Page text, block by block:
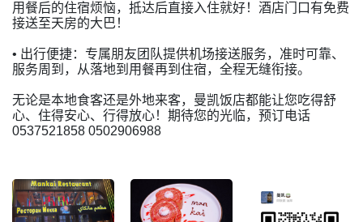
用餐后的住宿烦恼，抵达后直接入住就好！酒店门口有免费
接送至天房的大巴！
• 出行便捷：专属朋友团队提供机场接送服务，准时可靠、
服务周到，从落地到用餐再到住宿，全程无缝衔接。
无论是本地食客还是外地来客，曼凯饭店都能让您吃得舒
心、住得安心、行得放心！期待您的光临，预订电话
0537521858 0502906988